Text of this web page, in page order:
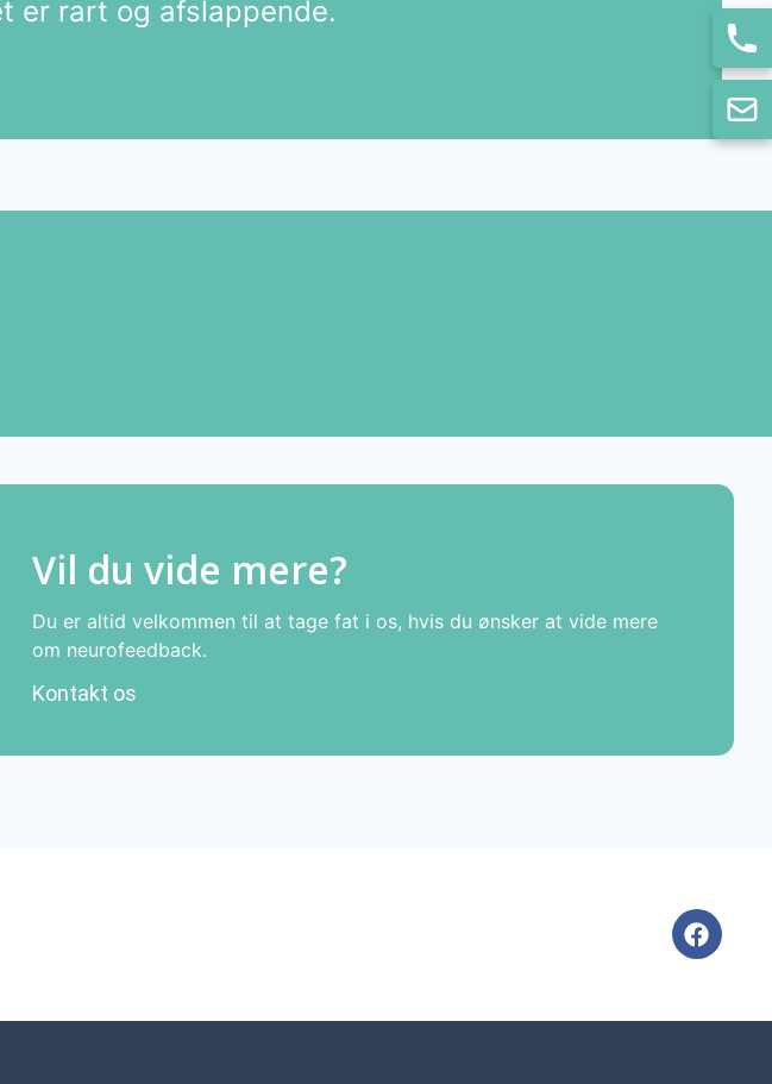
er rart og afslappende.
Vil du vide mere?
Du er altid velkommen til at tage fat i os, hvis du ønsker at vide mere
om neurofeedback.
Kontakt os